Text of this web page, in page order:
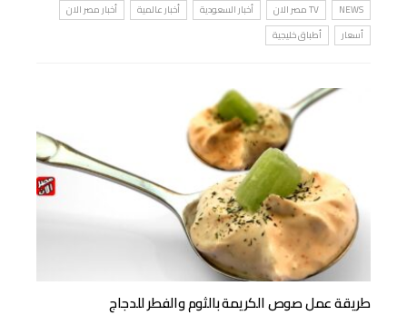
NEWS TV مصر الان أخبار السعودية أخبار عالمية
أخبار مصر الان
أسعار
أطباق خليجية
طريقة عمل صوص الكريمة بالثوم والفطر للدجاج